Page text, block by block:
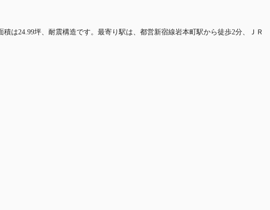
は24.99坪、耐震構造です。最寄り駅は、都営新宿線岩本町駅から徒歩2分、ＪＲ